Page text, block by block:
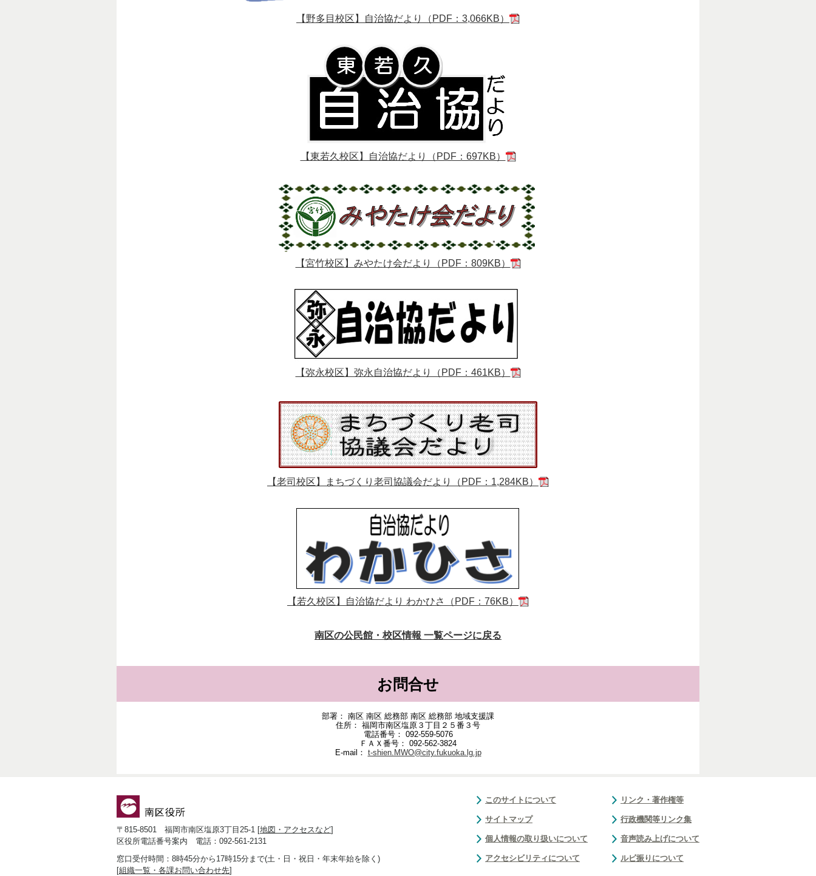
【野多目校区】自治協だより（PDF：3,066KB）
【東若久校区】自治協だより（PDF：697KB）
【宮竹校区】みやたけ会だより（PDF：809KB）
【弥永校区】弥永自治協だより（PDF：461KB）
【老司校区】まちづくり老司協議会だより（PDF：1,284KB）
【若久校区】自治協だより わかひさ（PDF：76KB）
南区の公民館・校区情報 一覧ページに戻る
お問合せ
部署： 南区 南区 総務部 南区 総務部 地域支援課
住所： 福岡市南区塩原３丁目２５番３号
電話番号： 092-559-5076
ＦＡＸ番号： 092-562-3824
E-mail： t-shien.MWO@city.fukuoka.lg.jp
〒815-8501 福岡市南区塩原3丁目25-1 [地図・アクセスなど]
区役所電話番号案内 電話：092-561-2131
窓口受付時間：8時45分から17時15分まで(土・日・祝日・年末年始を除く)
[組織一覧・各課お問い合わせ先]
このサイトについて
サイトマップ
個人情報の取り扱いについて
アクセシビリティについて
リンク・著作権等
行政機関等リンク集
音声読み上げについて
ルビ振りについて